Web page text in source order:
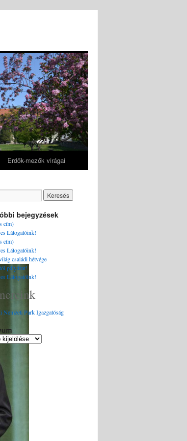
Erdők-mezők virágai
bejegyzések
cím)
Látogatóink!
cím)
Látogatóink!
családi hétvége
pályázat!
Látogatóink!
Nemzeti Park Igazgatóság